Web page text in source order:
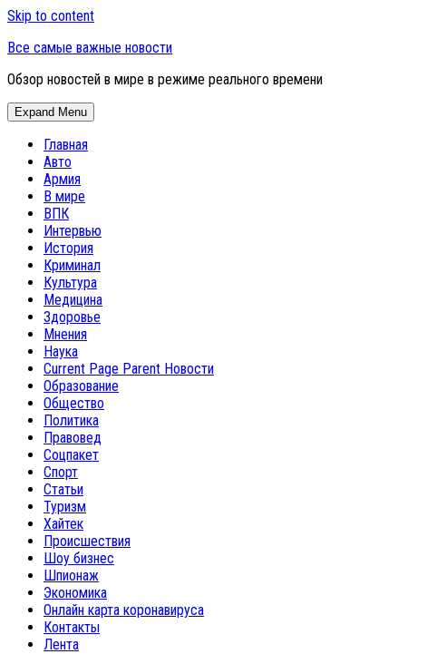
Skip to content
Все самые важные новости
Обзор новостей в мире в режиме реального времени
Expand Menu
Главная
Авто
Армия
В мире
ВПК
Интервью
История
Криминал
Культура
Медицина
Здоровье
Мнения
Наука
Current Page Parent Новости
Образование
Общество
Политика
Правовед
Соцпакет
Спорт
Статьи
Туризм
Хайтек
Происшествия
Шоу бизнес
Шпионаж
Экономика
Онлайн карта коронавируса
Контакты
Лента